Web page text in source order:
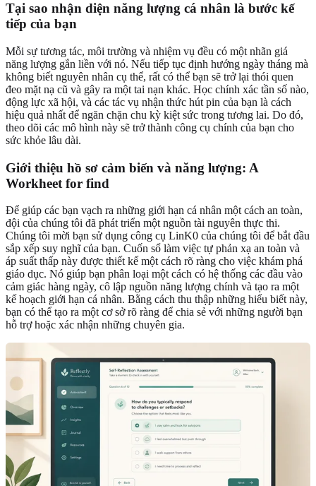
Tại sao nhận diện năng lượng cá nhân là bước kế
tiếp của bạn
Mỗi sự tương tác, môi trường và nhiệm vụ đều có một nhãn giá
năng lượng gắn liền với nó. Nếu tiếp tục định hướng ngày tháng mà
không biết nguyên nhân cụ thể, rất có thể bạn sẽ trở lại thói quen
đeo mặt nạ cũ và gây ra một tai nạn khác. Học chính xác tần số nào,
động lực xã hội, và các tác vụ nhận thức hút pin của bạn là cách
hiệu quả nhất để ngăn chặn chu kỳ kiệt sức trong tương lai. Do đó,
theo dõi các mô hình này sẽ trở thành công cụ chính của bạn cho
sức khỏe lâu dài.
Giới thiệu hồ sơ cảm biến và năng lượng: A
Workheet for find
Để giúp các bạn vạch ra những giới hạn cá nhân một cách an toàn,
đội của chúng tôi đã phát triển một nguồn tài nguyên thực thi.
Chúng tôi mời bạn sử dụng công cụ LinK0 của chúng tôi để bắt đầu
sắp xếp suy nghĩ của bạn. Cuốn sổ làm việc tự phản xạ an toàn và
áp suất thấp này được thiết kế một cách rõ ràng cho việc khám phá
giáo dục. Nó giúp bạn phân loại một cách có hệ thống các đầu vào
cảm giác hàng ngày, cô lập nguồn năng lượng chính và tạo ra một
kế hoạch giới hạn cá nhân. Bằng cách thu thập những hiểu biết này,
bạn có thể tạo ra một cơ sở rõ ràng để chia sẻ với những người bạn
hỗ trợ hoặc xác nhận những chuyên gia.